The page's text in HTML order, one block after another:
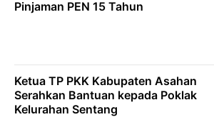
Pinjaman PEN 15 Tahun
Ketua TP PKK Kabupaten Asahan
Serahkan Bantuan kepada Poklak
Kelurahan Sentang